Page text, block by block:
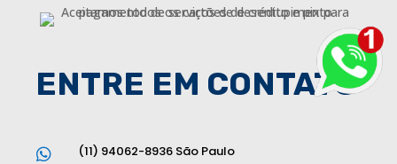
ENTRE EM CONTATO

(11) 94062-8936 São Paulo